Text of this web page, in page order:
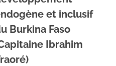
et inclusif
Burkina Faso
Ibrahim